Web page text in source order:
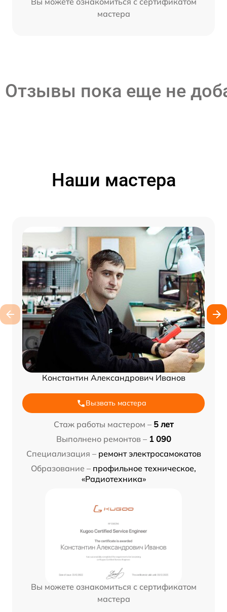
мастера
Отзывы пока еще не
Наши мастера
Константин Александрович Иванов
Вызвать мастера
Стаж работы мастером – 5 лет
Выполнено ремонтов – 1 090
Специализация – ремонт электросамокатов
Образование – профильное техническое,
«Радиотехника»
Вы можете ознакомиться с сертификатом
мастера